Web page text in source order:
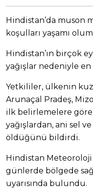
Hindistan’da muson
koşulları yaşamı
Hindistan’ın birçok
yağışlar nedeniyle en
Yetkililer, ülkenin
Arunaçal Pradeş,
ilk belirlemelere
yağışlardan, ani sel
öldüğünü bildirdi.
Hindistan
günlerde bölgede
uyarısında bulundu.